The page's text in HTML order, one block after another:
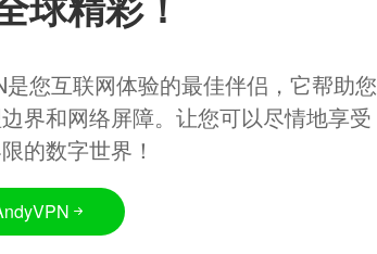
是您互联网体验的最佳伴侣，它帮助您
界和网络屏障。让您可以尽情地享受
的数字世界！